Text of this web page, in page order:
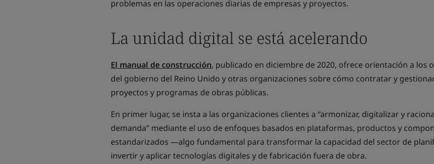
problemas en las operaciones diarias de empresas y proyectos.
La unidad digital se está acelerando
El manual de construcción, publicado en diciembre de 2020, ofrece orientación a los
del gobierno del Reino Unido y otras organizaciones sobre cómo contratar y
proyectos y programas de obras públicas.
En primer lugar, se insta a las organizaciones clientes a “armonizar, digitalizar y
demanda” mediante el uso de enfoques basados en plataformas, productos y
estandarizados —algo fundamental para transformar la capacidad del sector de
invertir y aplicar tecnologías digitales y de fabricación fuera de obra.